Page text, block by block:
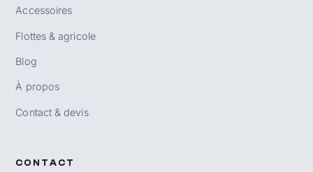
Accessoires
Flottes & agricole
Blog
À propos
Contact & devis
CONTACT